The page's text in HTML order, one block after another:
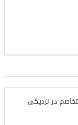
در نزدیکی